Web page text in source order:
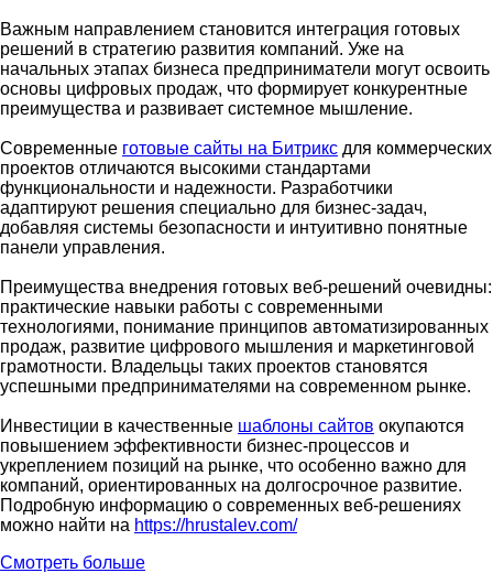
Важным направлением становится интеграция готовых
решений в стратегию развития компаний. Уже на
начальных этапах бизнеса предприниматели могут освоить
основы цифровых продаж, что формирует конкурентные
преимущества и развивает системное мышление.
Современные готовые сайты на Битрикс для коммерческих
проектов отличаются высокими стандартами
функциональности и надежности. Разработчики
адаптируют решения специально для бизнес-задач,
добавляя системы безопасности и интуитивно понятные
панели управления.
Преимущества внедрения готовых веб-решений очевидны:
практические навыки работы с современными
технологиями, понимание принципов автоматизированных
продаж, развитие цифрового мышления и маркетинговой
грамотности. Владельцы таких проектов становятся
успешными предпринимателями на современном рынке.
Инвестиции в качественные шаблоны сайтов окупаются
повышением эффективности бизнес-процессов и
укреплением позиций на рынке, что особенно важно для
компаний, ориентированных на долгосрочное развитие.
Подробную информацию о современных веб-решениях
можно найти на https://hrustalev.com/
Смотреть больше